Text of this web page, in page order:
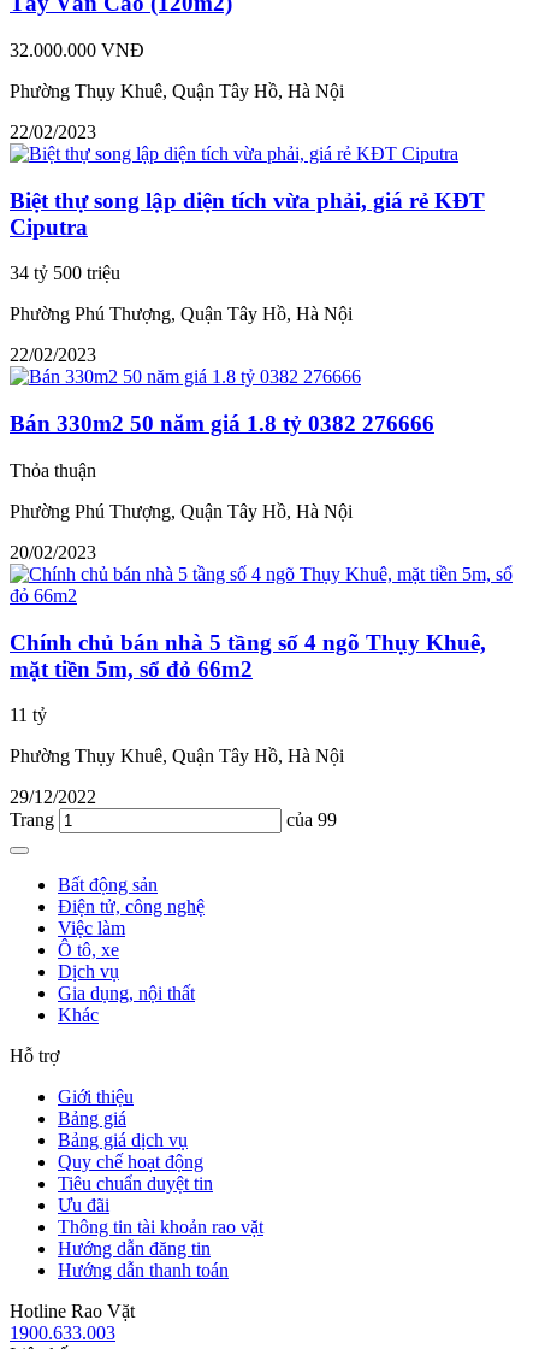
32.000.000 VNĐ
Phường Thụy Khuê, Quận Tây Hồ, Hà Nội
22/02/2023
Biệt thự song lập diện tích vừa phải, giá rẻ KĐT
Ciputra
34 tỷ 500 triệu
Phường Phú Thượng, Quận Tây Hồ, Hà Nội
22/02/2023
Bán 330m2 50 năm giá 1.8 tỷ 0382 276666
Thỏa thuận
Phường Phú Thượng, Quận Tây Hồ, Hà Nội
20/02/2023
Chính chủ bán nhà 5 tầng số 4 ngõ Thụy Khuê,
mặt tiền 5m, sổ đỏ 66m2
11 tỷ
Phường Thụy Khuê, Quận Tây Hồ, Hà Nội
29/12/2022
Trang
của 99
Bất động sản
Điện tử, công nghệ
Việc làm
Ô tô, xe
Dịch vụ
Gia dụng, nội thất
Khác
Hỗ trợ
Giới thiệu
Bảng giá
Bảng giá dịch vụ
Quy chế hoạt động
Tiêu chuẩn duyệt tin
Ưu đãi
Thông tin tài khoản rao vặt
Hướng dẫn đăng tin
Hướng dẫn thanh toán
Hotline Rao Vặt
1900.633.003